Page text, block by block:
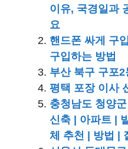
이유, 국경일과
요
핸드폰 싸게 구
구입하는 방법
부산 북구 구포
평택 포장 이사
충청남도 청양
신축 | 아파트 |
체 추천 | 방법 |